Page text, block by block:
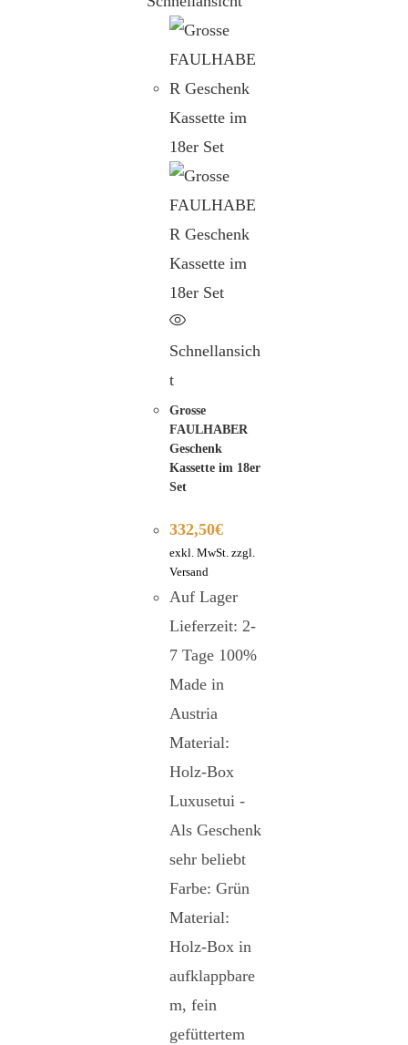
Schnellansich
t
Grosse
FAULHABER
Geschenk
Kassette im 18er
Set
332,50€
exkl. MwSt. zzgl.
Versand
Auf Lager
Lieferzeit: 2-
7 Tage 100%
Made in
Austria
Material:
Holz-Box
Luxusetui -
Als Geschenk
sehr beliebt
Farbe: Grün
Material:
Holz-Box in
aufklappbare
m, fein
gefüttertem